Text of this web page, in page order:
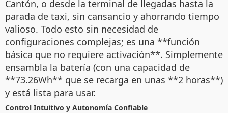
Cantón, o desde la terminal de llegadas hasta la
parada de taxi, sin cansancio y ahorrando tiempo
valioso. Todo esto sin necesidad de
configuraciones complejas; es una **función
básica que no requiere activación**. Simplemente
ensambla la batería (con una capacidad de
**73.26Wh** que se recarga en unas **2 horas**)
y está lista para usar.
Control Intuitivo y Autonomía Confiable